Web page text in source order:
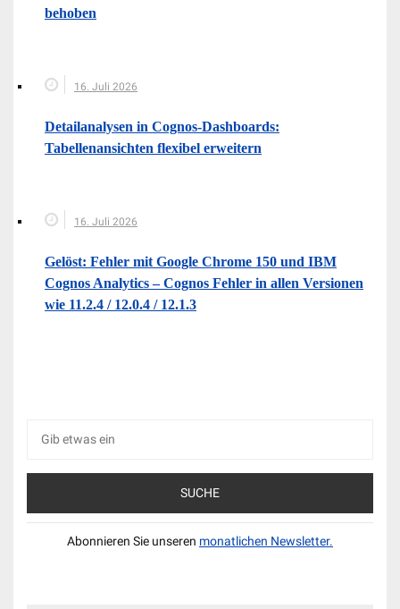
behoben
16. Juli 2026
Detailanalysen in Cognos-Dashboards:
Tabellenansichten flexibel erweitern
16. Juli 2026
Gelöst: Fehler mit Google Chrome 150 und IBM
Cognos Analytics – Cognos Fehler in allen Versionen
wie 11.2.4 / 12.0.4 / 12.1.3
nach:
Abonnieren Sie unseren monatlichen Newsletter.